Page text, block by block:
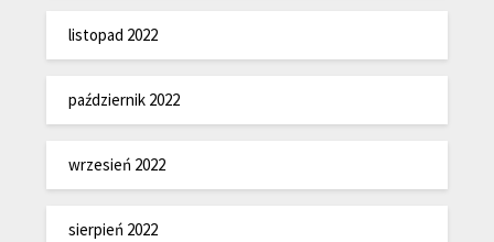
listopad 2022
październik 2022
wrzesień 2022
sierpień 2022